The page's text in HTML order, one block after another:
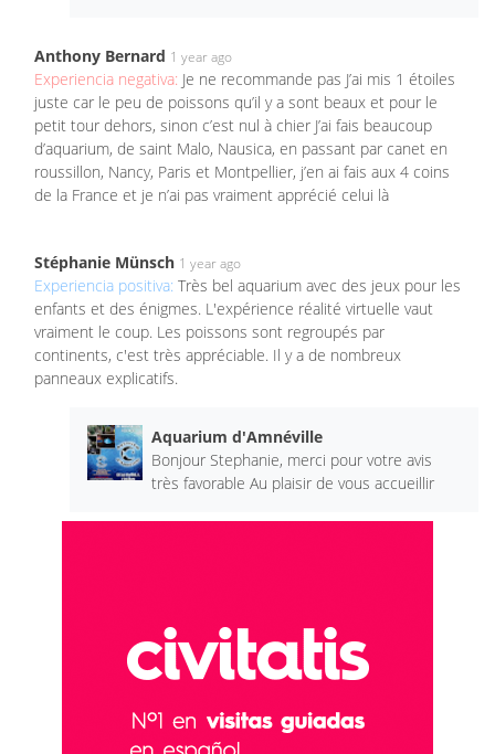
Anthony Bernard 1 year ago
Experiencia negativa: Je ne recommande pas J’ai mis 1 étoiles
juste car le peu de poissons qu’il y a sont beaux et pour le
petit tour dehors, sinon c’est nul à chier J’ai fais beaucoup
d’aquarium, de saint Malo, Nausica, en passant par canet en
roussillon, Nancy, Paris et Montpellier, j’en ai fais aux 4 coins
de la France et je n’ai pas vraiment apprécié celui là
Stéphanie Münsch 1 year ago
Experiencia positiva: Très bel aquarium avec des jeux pour les
enfants et des énigmes. L'expérience réalité virtuelle vaut
vraiment le coup. Les poissons sont regroupés par
continents, c'est très appréciable. Il y a de nombreux
panneaux explicatifs.
Aquarium d'Amnéville
Bonjour Stephanie, merci pour votre avis
très favorable Au plaisir de vous accueillir